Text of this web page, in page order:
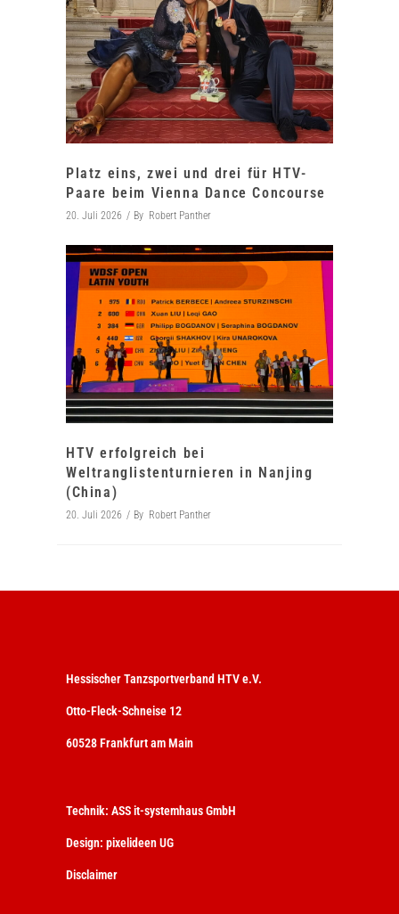
Platz eins, zwei und drei für HTV-
Paare beim Vienna Dance Concourse
20. Juli 2026 By Robert Panther
HTV erfolgreich bei
Weltranglistenturnieren in Nanjing
(China)
20. Juli 2026 By Robert Panther
Hessischer Tanzsportverband HTV e.V.
Otto-Fleck-Schneise 12
60528 Frankfurt am Main
Technik: ASS it-systemhaus GmbH
Design: pixelideen UG
Disclaimer